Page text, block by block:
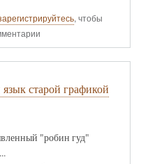
, чтобы
старой графикой
"робин гуд"